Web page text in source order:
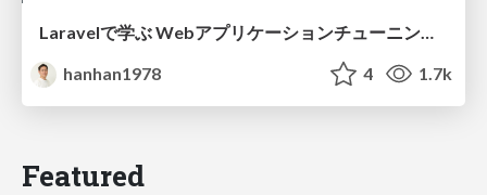
Laravelで学ぶ Webアプリケーションチューニング入門/web_application_tuning_101
hanhan1978
4 1.7k
Featured